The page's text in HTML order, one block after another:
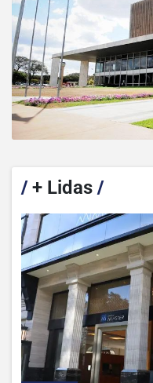
/+ Lidas /